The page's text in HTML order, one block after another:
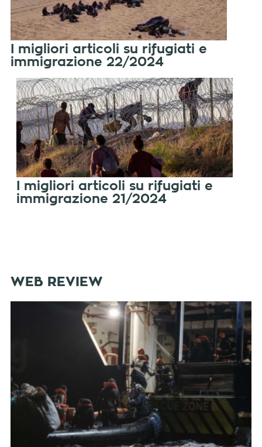
I migliori articoli su rifugiati e
immigrazione 22/2024
I migliori articoli su rifugiati e
immigrazione 21/2024
WEB REVIEW